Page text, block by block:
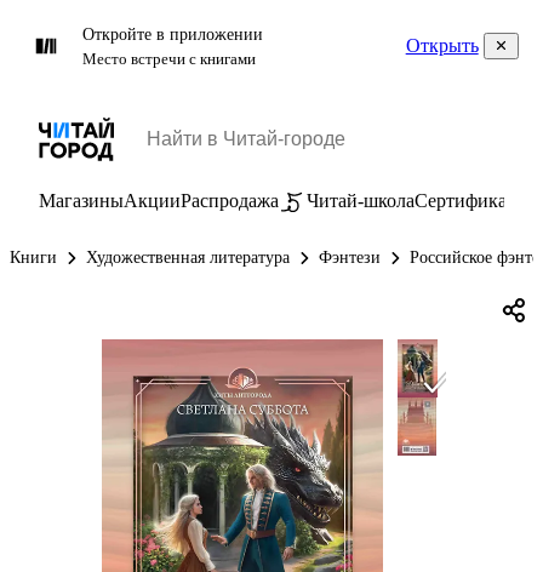
Откройте в приложении
Место встречи с книгами
Открыть
МагазиныАкцииРаспродажа Читай-школаСертификаты
Книги Художественная литература Фэнтези Российское